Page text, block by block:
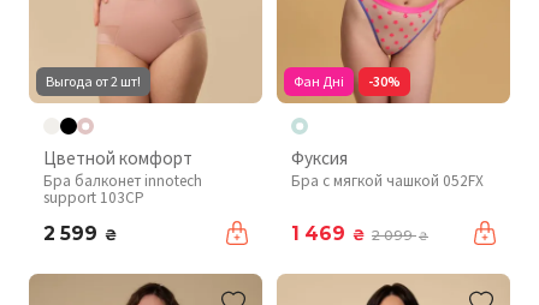
Выгода от 2 шт!
Цветной комфорт
Бра балконет innotech
support 103CP
2 599 ₴
Фан Дні -30%
Фуксия
Бра с мягкой чашкой 052FX
1 469 ₴ 2 099₴